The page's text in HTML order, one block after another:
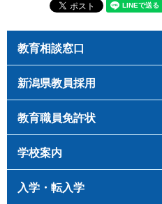
教育相談窓口
新潟県教員採用
教育職員免許状
学校案内
入学・転入学